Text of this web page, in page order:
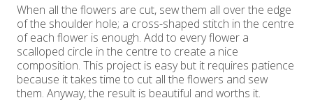
When all the flowers are cut, sew them all over the edge
of the shoulder hole; a cross-shaped stitch in the centre
of each flower is enough. Add to every flower a
scalloped circle in the centre to create a nice
composition. This project is easy but it requires patience
because it takes time to cut all the flowers and sew
them. Anyway, the result is beautiful and worths it.